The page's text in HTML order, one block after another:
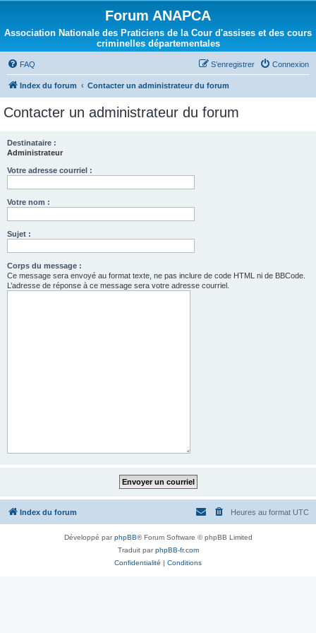
Forum ANAPCA
Association Nationale des Praticiens de la Cour d'assises et des cours
criminelles départementales
FAQ Connexion
S’enregistrer
Index du forum Contacter un administrateur du forum
Contacter un administrateur du forum
Destinataire :
Administrateur
Votre adresse courriel :
Votre nom :
Sujet :
Corps du message :
Ce message sera envoyé au format texte, ne pas inclure de code HTML ni de BBCode.
L’adresse de réponse à ce message sera votre adresse courriel.
Index du forum Heures au format UTC
Développé parphpBB® Forum Software © phpBB Limited
Traduit parphpBB-fr.com
Confidentialité | Conditions